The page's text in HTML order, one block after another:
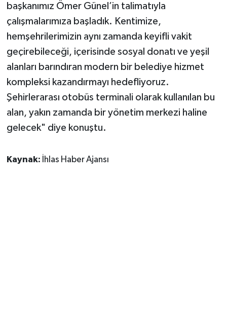
başkanımız Ömer Günel’in talimatıyla
çalışmalarımıza başladık. Kentimize,
hemşehrilerimizin aynı zamanda keyifli vakit
geçirebileceği, içerisinde sosyal donatı ve yeşil
alanları barındıran modern bir belediye hizmet
kompleksi kazandırmayı hedefliyoruz.
Şehirlerarası otobüs terminali olarak kullanılan bu
alan, yakın zamanda bir yönetim merkezi haline
gelecek" diye konuştu.
Kaynak: İhlas Haber Ajansı